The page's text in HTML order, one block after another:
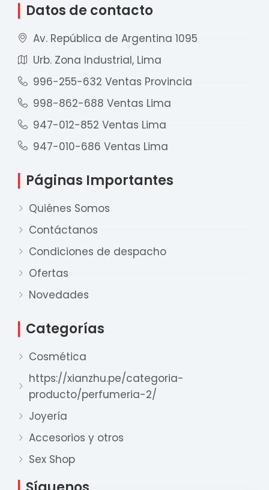
Datos de contacto
Av. República de Argentina 1095
Urb. Zona Industrial, Lima
996-255-632 Ventas Provincia
998-862-688 Ventas Lima
947-012-852 Ventas Lima
947-010-686 Ventas Lima
Páginas Importantes
Quiénes Somos
Contáctanos
Condiciones de despacho
Ofertas
Novedades
Categorías
Cosmética
https://xianzhu.pe/categoria-
producto/perfumeria-2/
Joyería
Accesorios y otros
Sex Shop
Nuestro equipo de ventas está aquí
para responder a sus preguntas. ¡Lo
Disponible
Ventas Lima 1